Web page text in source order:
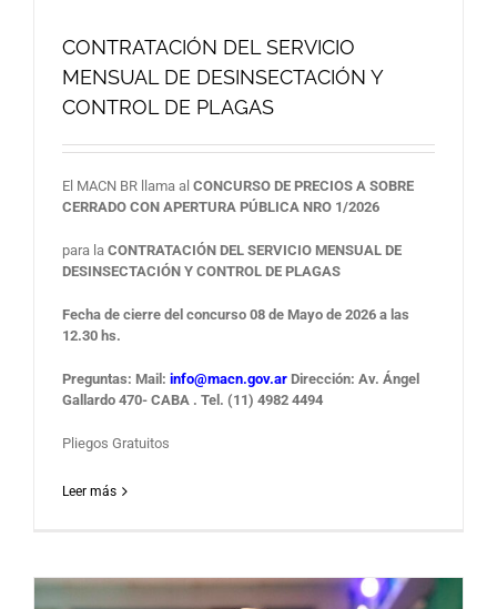
CONTRATACIÓN DEL SERVICIO
MENSUAL DE DESINSECTACIÓN Y
CONTROL DE PLAGAS
El MACN BR llama al CONCURSO DE PRECIOS A SOBRE
CERRADO CON APERTURA PÚBLICA NRO 1/2026
para la CONTRATACIÓN DEL SERVICIO MENSUAL DE
DESINSECTACIÓN Y CONTROL DE PLAGAS
Fecha de cierre del concurso 08 de Mayo de 2026 a las
12.30 hs.
Preguntas: Mail: info@macn.gov.ar Dirección: Av. Ángel
Gallardo 470- CABA . Tel. (11) 4982 4494
Pliegos Gratuitos
Leer más